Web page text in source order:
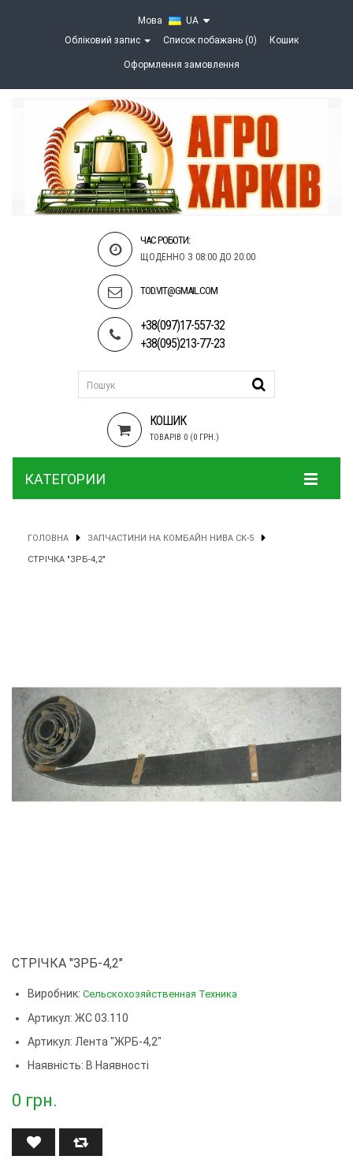
Мова
UA
Обліковий запис
Список побажань (0) Кошик
Оформлення замовлення
ЧАС РОБОТИ:
ЩОДЕННО З 08:00 ДО 20:00
TOD.VIT@GMAIL.COM
+38(097)17-557-32
+38(095)213-77-23
КОШИК
ТОВАРІВ 0 (0 ГРН.)
КАТЕГОРИИ
ГОЛОВНА ЗАПЧАСТИНИ НА КОМБАЙН НИВА СК-5
СТРІЧКА "ЗРБ-4,2"
СТРІЧКА "ЗРБ-4,2"
Виробник: Сельскохозяйственная Техника
Артикул: ЖС 03.110
Артикул: Лента "ЖРБ-4,2"
Наявність: В Наявності
0 грн.